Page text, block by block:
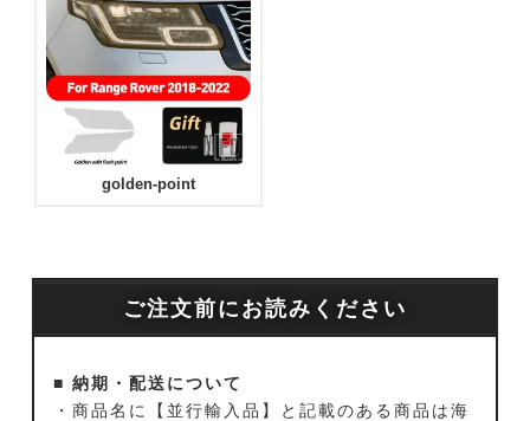
golden-point
ご注文前にお読みください
■ 納期・配送について
・商品名に【並行輸入品】と記載のある商品は海